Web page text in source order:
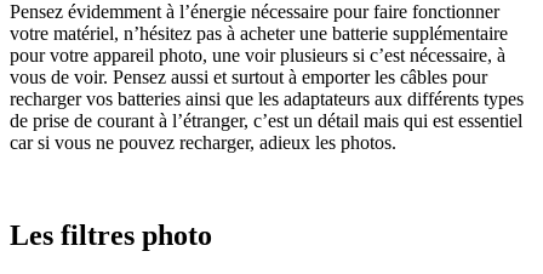
Pensez évidemment à l’énergie nécessaire pour faire fonctionner
votre matériel, n’hésitez pas à acheter une batterie supplémentaire
pour votre appareil photo, une voir plusieurs si c’est nécessaire, à
vous de voir. Pensez aussi et surtout à emporter les câbles pour
recharger vos batteries ainsi que les adaptateurs aux différents types
de prise de courant à l’étranger, c’est un détail mais qui est essentiel
car si vous ne pouvez recharger, adieux les photos.
Les filtres photo